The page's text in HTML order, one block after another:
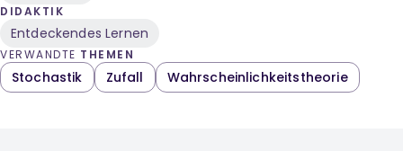
DIDAKTIK
Entdeckendes Lernen
VERWANDTE THEMEN
Stochastik Zufall Wahrscheinlichkeitstheorie